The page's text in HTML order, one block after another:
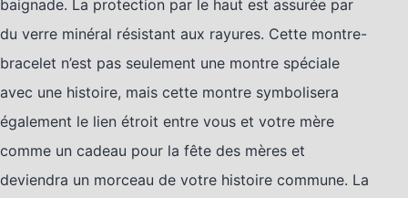
baignade. La protection par le haut est assurée par
du verre minéral résistant aux rayures. Cette montre-
bracelet n’est pas seulement une montre spéciale
avec une histoire, mais cette montre symbolisera
également le lien étroit entre vous et votre mère
comme un cadeau pour la fête des mères et
deviendra un morceau de votre histoire commune. La